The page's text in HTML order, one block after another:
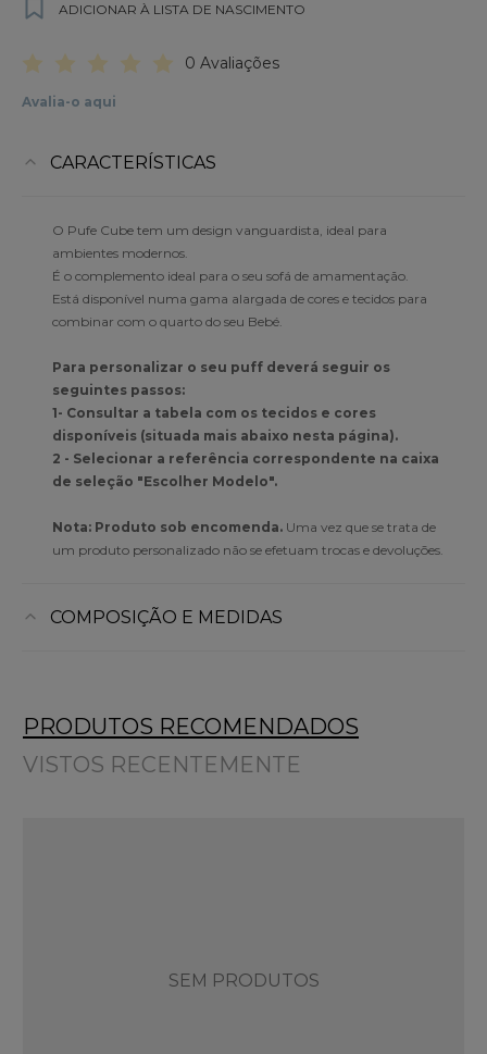
ADICIONAR À LISTA DE NASCIMENTO
0 Avaliações
Avalia-o aqui
CARACTERÍSTICAS
O Pufe Cube tem um design vanguardista, ideal para
ambientes modernos.
É o complemento ideal para o seu sofá de amamentação.
Está disponível numa gama alargada de cores e tecidos para
combinar com o quarto do seu Bebé.
Para personalizar o seu puff deverá seguir os
seguintes passos:
1- Consultar a tabela com os tecidos e cores
disponíveis (situada mais abaixo nesta página).
2 - Selecionar a referência correspondente na caixa
de seleção "Escolher Modelo".
Nota: Produto sob encomenda. Uma vez que se trata de
um produto personalizado não se efetuam trocas e devoluções.
COMPOSIÇÃO E MEDIDAS
PRODUTOS RECOMENDADOS
VISTOS RECENTEMENTE
SEM PRODUTOS